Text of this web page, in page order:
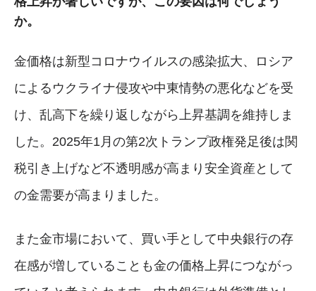
か。
金価格は新型コロナウイルスの感染拡大、ロシア
によるウクライナ侵攻や中東情勢の悪化などを受
け、乱高下を繰り返しながら上昇基調を維持しま
した。2025年1月の第2次トランプ政権発足後は関
税引き上げなど不透明感が高まり安全資産として
の金需要が高まりました。
また金市場において、買い手として中央銀行の存
在感が増していることも金の価格上昇につながっ